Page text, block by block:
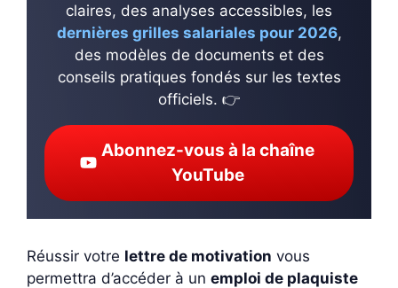
claires, des analyses accessibles, les
dernières grilles salariales pour 2026,
des modèles de documents et des
conseils pratiques fondés sur les textes
officiels. 👉
Abonnez-vous à la chaîne
YouTube
Réussir votre lettre de motivation vous
permettra d’accéder à un emploi de plaquiste